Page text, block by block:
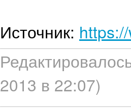
Источник:
2013 в 22:07)